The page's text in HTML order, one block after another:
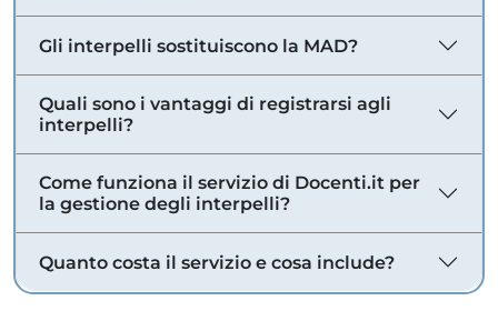
Gli interpelli sostituiscono la MAD?
Quali sono i vantaggi di registrarsi agli
interpelli?
Come funziona il servizio di Docenti.it per
la gestione degli interpelli?
Quanto costa il servizio e cosa include?